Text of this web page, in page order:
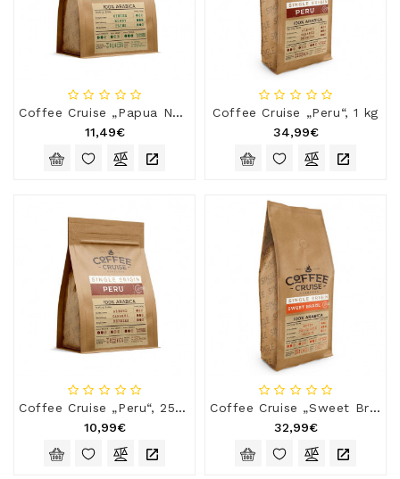
Coffee Cruise „Papua New Guinea“, 250 g
11,49€
Coffee Cruise „Peru“, 1 kg
34,99€
Coffee Cruise „Peru“, 250 g
10,99€
Coffee Cruise „Sweet Brazil“, 1 kg
32,99€